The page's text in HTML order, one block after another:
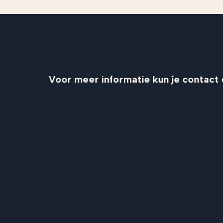
Voor meer informatie kun je contact